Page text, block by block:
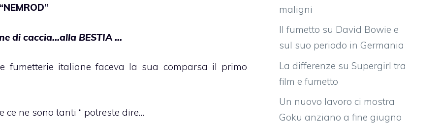
“NEMROD”
di caccia…alla BESTIA …
fumetterie italiane faceva la sua comparsa il primo
ce ne sono tanti “ potreste dire…
maligni
Il fumetto su David Bowie e
sul suo periodo in Germania
La differenze su Supergirl tra
film e fumetto
Un nuovo lavoro ci mostra
Goku anziano a fine giugno